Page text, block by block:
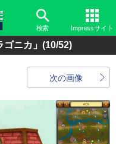
検索 Impressサイト
ニカ」 (10/52)
次の画像